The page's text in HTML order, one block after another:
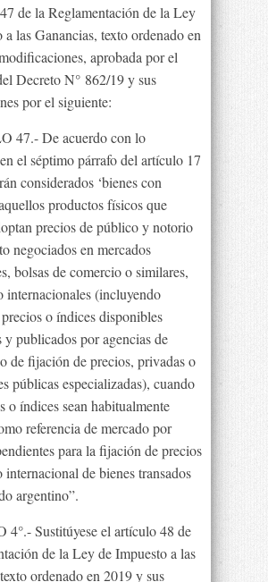
de la Reglamentación de la Ley
a las Ganancias, texto ordenado en
aprobada por el
Decreto N° 862/19 y sus
por el siguiente:
47.- De acuerdo con lo
el séptimo párrafo del artículo 17
considerados ‘bienes con
productos físicos que
precios de público y notorio
negociados en mercados
bolsas de comercio o similares,
internacionales (incluyendo
o índices disponibles
y publicados por agencias de
de fijación de precios, privadas o
públicas especializadas), cuando
o índices sean habitualmente
referencia de mercado por
para la fijación de precios
internacional de bienes transados
argentino”.
Sustitúyese el artículo 48 de
de la Ley de Impuesto a las
ordenado en 2019 y sus